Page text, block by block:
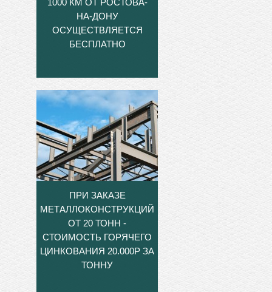
НА-ДОНУ
ОСУЩЕСТВЛЯЕТСЯ
БЕСПЛАТНО
ПРИ ЗАКАЗЕ
МЕТАЛЛОКОНСТРУКЦИЙ
ОТ 20 ТОНН -
СТОИМОСТЬ ГОРЯЧЕГО
ЦИНКОВАНИЯ 20.000Р ЗА
ТОННУ